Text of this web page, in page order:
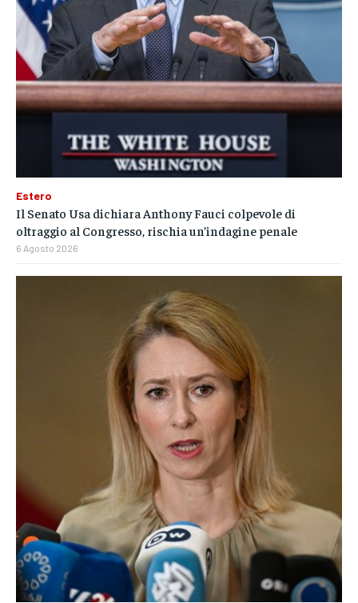
Estero
Il Senato Usa dichiara Anthony Fauci colpevole di
oltraggio al Congresso, rischia un’indagine penale
6 Agosto 2026